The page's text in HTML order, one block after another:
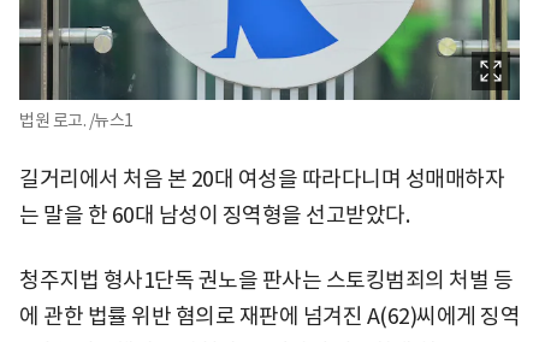
법원 로고. /뉴스1
길거리에서 처음 본 20대 여성을 따라다니며 성매매하자
는 말을 한 60대 남성이 징역형을 선고받았다.
청주지법 형사1단독 권노을 판사는 스토킹범죄의 처벌 등
에 관한 법률 위반 혐의로 재판에 넘겨진 A(62)씨에게 징역